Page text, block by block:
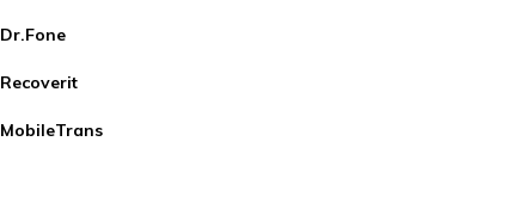
Dr.Fone
Recoverit
MobileTrans